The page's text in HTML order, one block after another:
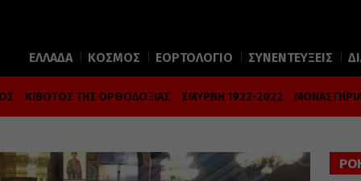
ΕΛΛΑΔΑ ΚΟΣΜΟΣ ΕΟΡΤΟΛΟΓΙΟ ΣΥΝΕΝΤΕΥΞΕΙΣ
ΚΙΒΩΤΟΣ ΤΗΣ ΟΡΘΟΔΟΞΙΑΣ ΣΜΥΡΝΗ 1922-2022